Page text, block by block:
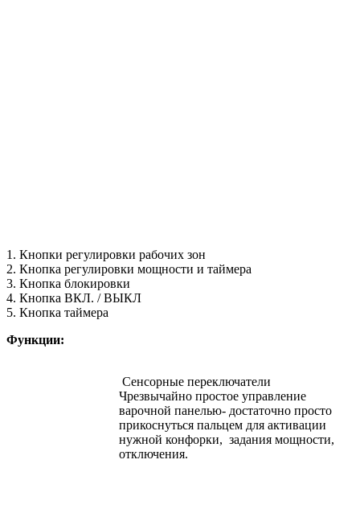
1. Кнопки регулировки рабочих зон
2. Кнопка регулировки мощности и таймера
3. Кнопка блокировки
4. Кнопка ВКЛ. / ВЫКЛ
5. Кнопка таймера
Функции:
Сенсорные переключатели
Чрезвычайно простое управление
варочной панелью- достаточно просто
прикоснуться пальцем для активации
нужной конфорки, задания мощности,
отключения.